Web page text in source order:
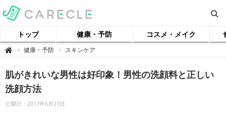
トップ 健康・予防 コスメ・メイク
 【
ル
】
健康・予防 スキンケア
肌がきれいな男性は好印象！男性の洗顔料と正しい
洗顔方法
公開日：2017年6月21日